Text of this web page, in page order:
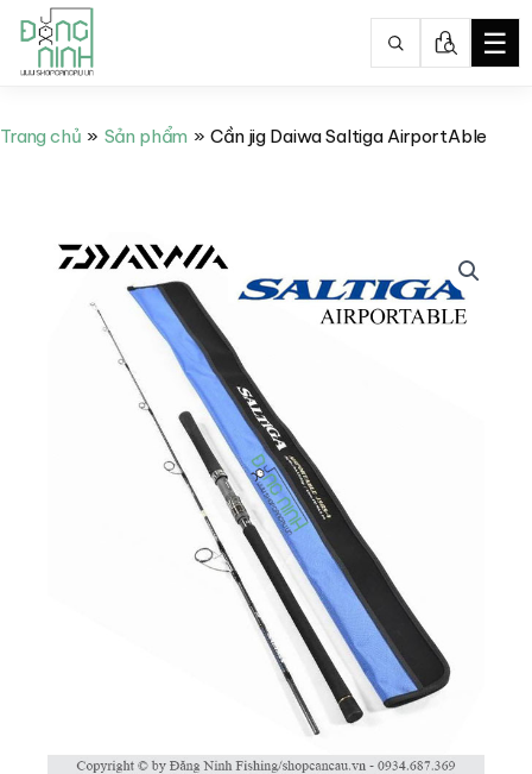
tới
☰
Trang chủ Sản phẩm Cần jig Daiwa Saltiga AirportAble